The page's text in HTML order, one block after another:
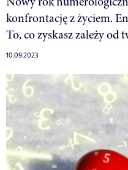
konfrontację z życiem.
To, co zyskasz zależy od
10.09.2023